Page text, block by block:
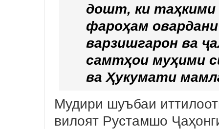
дошт, ки таҳкими
фароҳам
варзишгарон ва
самтҳои муҳими
ва Ҳукумати
Мудири шуъбаи
вилоят Рустамшо